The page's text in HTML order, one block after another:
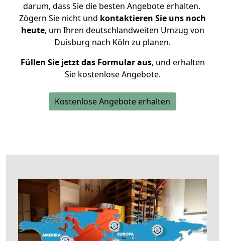
darum, dass Sie die besten Angebote erhalten.
Zögern Sie nicht und kontaktieren Sie uns noch
heute, um Ihren deutschlandweiten Umzug von
Duisburg nach Köln zu planen.
Füllen Sie jetzt das Formular aus, und erhalten
Sie kostenlose Angebote.
Kostenlose Angebote erhalten